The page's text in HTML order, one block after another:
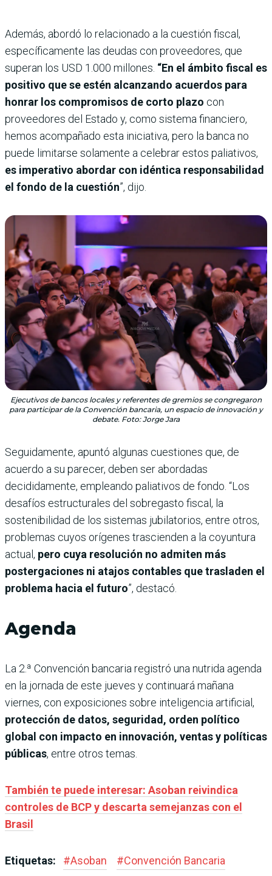
Además, abordó lo relacionado a la cuestión fiscal,
específicamente las deudas con proveedores, que
superan los USD 1.000 millones. “En el ámbito fiscal es
positivo que se estén alcanzando acuerdos para
honrar los compromisos de corto plazo con
proveedores del Estado y, como sistema financiero,
hemos acompañado esta iniciativa, pero la banca no
puede limitarse solamente a celebrar estos paliativos,
es imperativo abordar con idéntica responsabilidad
el fondo de la cuestión”, dijo.
Ejecutivos de bancos locales y referentes de gremios se congregaron
para participar de la Convención bancaria, un espacio de innovación y
debate. Foto: Jorge Jara
Seguidamente, apuntó algunas cuestiones que, de
acuerdo a su parecer, deben ser abordadas
decididamente, empleando paliativos de fondo. “Los
desafíos estructurales del sobregasto fiscal, la
sostenibilidad de los sistemas jubilatorios, entre otros,
problemas cuyos orígenes trascienden a la coyuntura
actual, pero cuya resolución no admiten más
postergaciones ni atajos contables que trasladen el
problema hacia el futuro”, destacó.
Agenda
La 2.ª Convención bancaria registró una nutrida agenda
en la jornada de este jueves y continuará mañana
viernes, con exposiciones sobre inteligencia artificial,
protección de datos, seguridad, orden político
global con impacto en innovación, ventas y políticas
públicas, entre otros temas.
También te puede interesar: Asoban reivindica
controles de BCP y descarta semejanzas con el
Brasil
Etiquetas: #Asoban #Convención Bancaria